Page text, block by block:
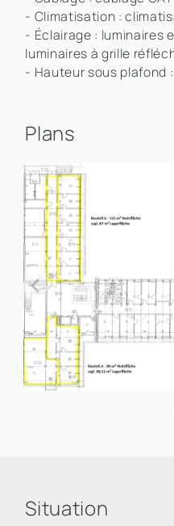
- Climatisation :
- Éclairage : luminaires
luminaires à grille
- Hauteur sous plafond
Plans
Situation